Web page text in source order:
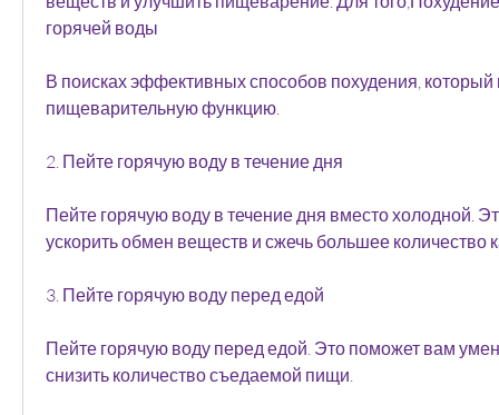
горячей воды
В поисках эффективных способов похудения, который
пищеварительную функцию.
2. Пейте горячую воду в течение дня
Пейте горячую воду в течение дня вместо холодной.
ускорить обмен веществ и сжечь большее количество
3. Пейте горячую воду перед едой
Пейте горячую воду перед едой. Это поможет вам
снизить количество съедаемой пищи.